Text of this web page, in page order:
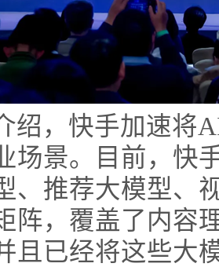
绍，快手加速将
场景。目前，快
、推荐大模型、
阵，覆盖了内容
且已经将这些大